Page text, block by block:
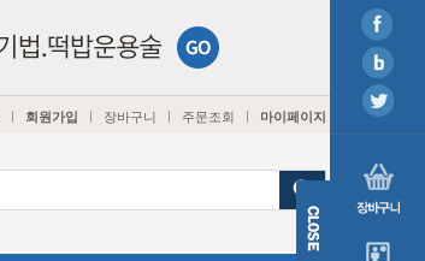
ㅣ 회원가입 ㅣ 장바구니 ㅣ 주문조회 ㅣ 마이페이지